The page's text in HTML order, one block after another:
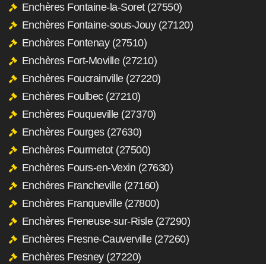
Enchères Fontaine-la-Soret (27550)
Enchères Fontaine-sous-Jouy (27120)
Enchères Fontenay (27510)
Enchères Fort-Moville (27210)
Enchères Foucrainville (27220)
Enchères Foulbec (27210)
Enchères Fouqueville (27370)
Enchères Fourges (27630)
Enchères Fourmetot (27500)
Enchères Fours-en-Vexin (27630)
Enchères Francheville (27160)
Enchères Franqueville (27800)
Enchères Freneuse-sur-Risle (27290)
Enchères Fresne-Cauverville (27260)
Enchères Fresney (27220)